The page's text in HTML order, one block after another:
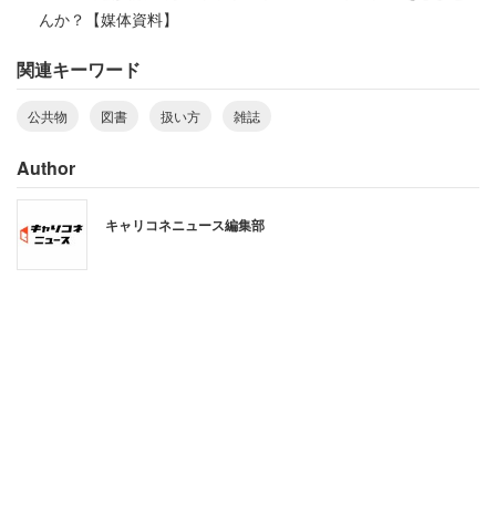
本にいたずらされたのがいつの時点か、割り出すのは難し
んか？【媒体資料】
関連キーワード
公共物 図書 扱い方 雑誌
Author
キャリコネニュース編集部